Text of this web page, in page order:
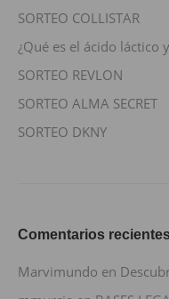
SORTEO COLLISTAR
¿Qué es el ácido láctico
SORTEO REVLON
SORTEO ALMA SECRET
SORTEO DKNY
Comentarios
Marvimundo en